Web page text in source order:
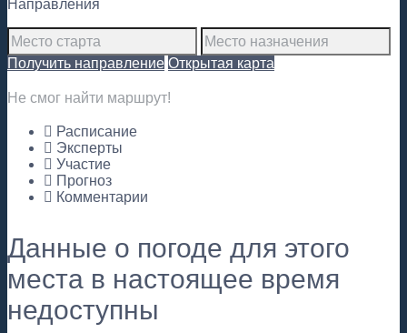
Направления
Получить направление Открытая карта
Не смог найти маршрут!
Расписание
Эксперты
Участие
Прогноз
Комментарии
Данные о погоде для этого
места в настоящее время
недоступны